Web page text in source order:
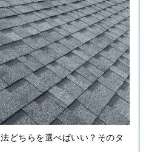
どちらを選べばいい？そのタ